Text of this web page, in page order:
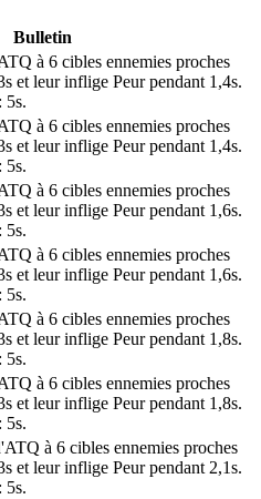
Bulletin
à 6 cibles ennemies proches
et leur inflige Peur pendant 1,4s.
5s.
à 6 cibles ennemies proches
et leur inflige Peur pendant 1,4s.
5s.
à 6 cibles ennemies proches
et leur inflige Peur pendant 1,6s.
5s.
à 6 cibles ennemies proches
et leur inflige Peur pendant 1,6s.
5s.
à 6 cibles ennemies proches
et leur inflige Peur pendant 1,8s.
5s.
à 6 cibles ennemies proches
et leur inflige Peur pendant 1,8s.
5s.
à 6 cibles ennemies proches
et leur inflige Peur pendant 2,1s.
5s.